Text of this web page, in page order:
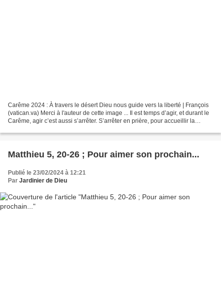
Carême 2024 : À travers le désert Dieu nous guide vers la liberté | François
(vatican.va) Merci à l'auteur de cette image ... Il est temps d’agir, et durant le
Carême, agir c’est aussi s’arrêter. S’arrêter en prière, pour accueillir la
Matthieu 5, 20-26 ; Pour aimer son prochain...
Publié le 23/02/2024 à 12:21
Par Jardinier de Dieu